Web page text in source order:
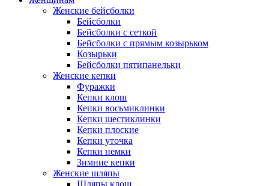
Женские бейсболки
Бейсболки
Бейсболки с сеткой
Бейсболки с прямым козырьком
Козырьки
Бейсболки пятипанельки
Женские кепки
Фуражки
Кепки клош
Кепки восьмиклинки
Кепки шестиклинки
Кепки плоские
Кепки уточка
Кепки немки
Зимние кепки
Женские шляпы
Шляпы клош